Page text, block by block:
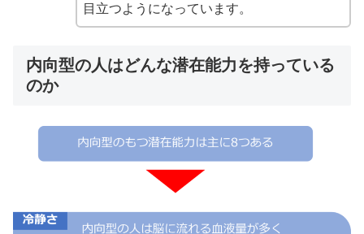
目立つようになっています。
内向型の人はどんな潜在能力を持っている
のか